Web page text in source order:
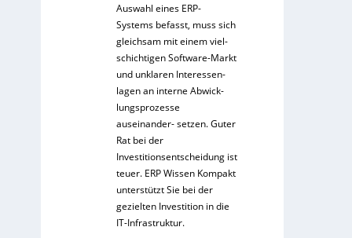
Auswahl eines ERP-
Systems befasst, muss sich
gleichsam mit einem viel-
schichtigen Software-Markt
und unklaren Interessen-
lagen an interne Abwick-
lungsprozesse
auseinander- setzen. Guter
Rat bei der
Investitionsentscheidung ist
teuer. ERP Wissen Kompakt
unterstützt Sie bei der
gezielten Investition in die
IT-Infrastruktur.